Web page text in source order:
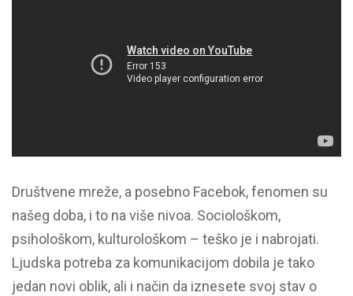
Društvene mreže, a posebno Facebok, fenomen su
našeg doba, i to na više nivoa. Sociološkom,
psihološkom, kulturološkom – teško je i nabrojati.
Ljudska potreba za komunikacijom dobila je tako
jedan novi oblik, ali i način da iznesete svoj stav o